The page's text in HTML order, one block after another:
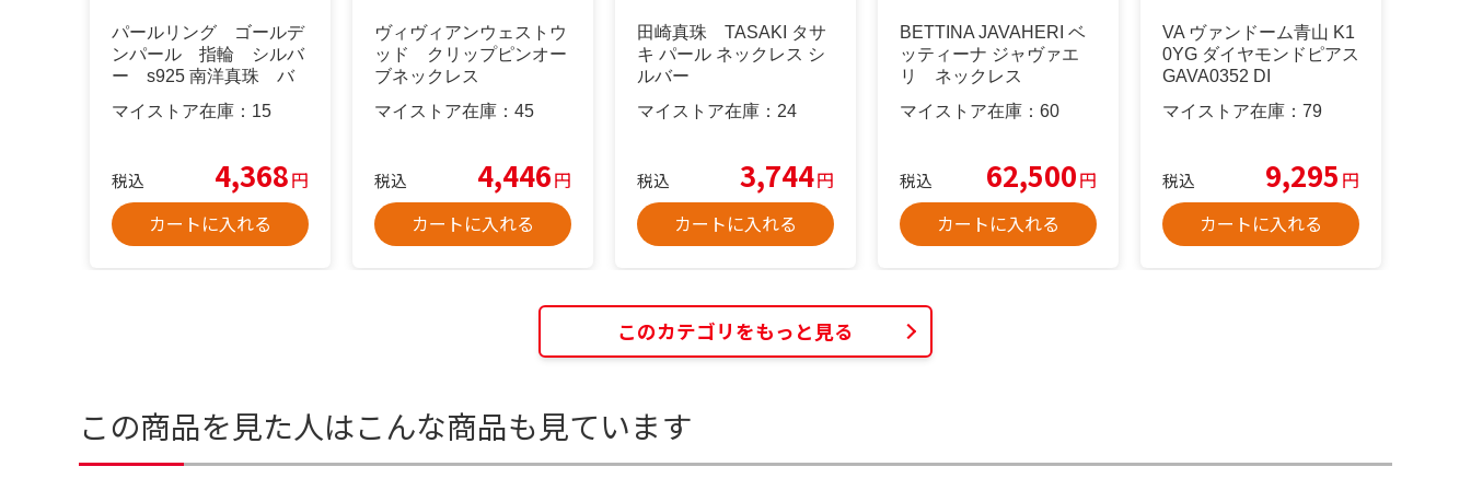
パールリング ゴールデ
ンパール 指輪 シルバ
ー s925 南洋真珠 バ
マイストア在庫： 15
税込 4,368円
カートに入れる
ヴィヴィアンウェストウ
ッド クリップピンオー
ブネックレス
マイストア在庫： 45
税込 4,446円
カートに入れる
田崎真珠 TASAKI タサ
キ パール ネックレス シ
ルバー
マイストア在庫： 24
税込 3,744円
カートに入れる
BETTINA JAVAHERI ベ
ッティーナ ジャヴァエ
リ ネックレス
マイストア在庫： 60
税込 62,500円
カートに入れる
VA ヴァンドーム青山 K1
0YG ダイヤモンドピアス
GAVA0352 DI
マイストア在庫： 79
税込 9,295 円
カートに入れる
このカテゴリをもっと見る
この商品を見た人はこんな商品も見ています